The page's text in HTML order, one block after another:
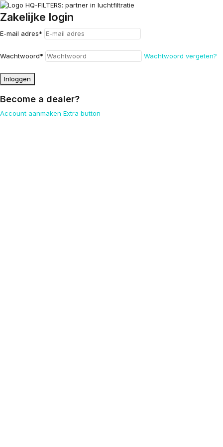
Zakelijke login
E-mail adres*
Wachtwoord* Wachtwoord vergeten?
Inloggen
Become a dealer?
Account aanmaken Extra button